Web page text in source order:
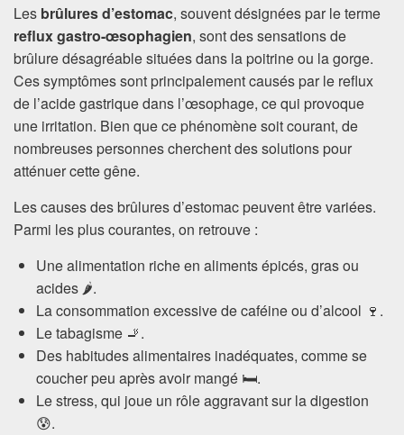
Les brûlures d’estomac, souvent désignées par le terme
reflux gastro-œsophagien, sont des sensations de
brûlure désagréable situées dans la poitrine ou la gorge.
Ces symptômes sont principalement causés par le reflux
de l’acide gastrique dans l’œsophage, ce qui provoque
une irritation. Bien que ce phénomène soit courant, de
nombreuses personnes cherchent des solutions pour
atténuer cette gêne.
Les causes des brûlures d’estomac peuvent être variées.
Parmi les plus courantes, on retrouve :
Une alimentation riche en aliments épicés, gras ou
acides 🌶️.
La consommation excessive de caféine ou d’alcool 🍷.
Le tabagisme 🚬.
Des habitudes alimentaires inadéquates, comme se
coucher peu après avoir mangé 🛏️.
Le stress, qui joue un rôle aggravant sur la digestion
😰.